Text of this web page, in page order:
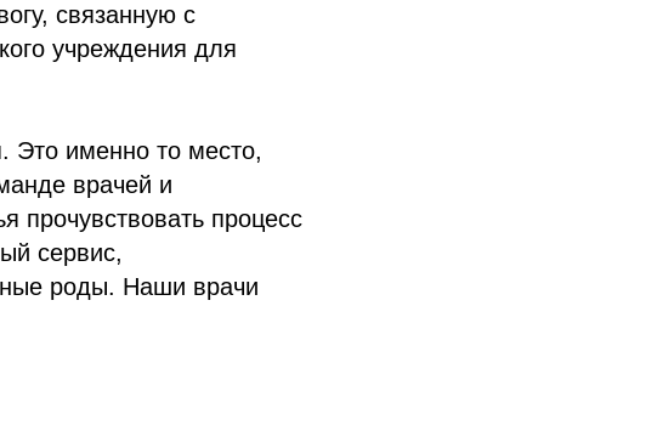
связанную с
учреждения для
Это именно то место,
врачей и
прочувствовать процесс
сервис,
роды. Наши врачи